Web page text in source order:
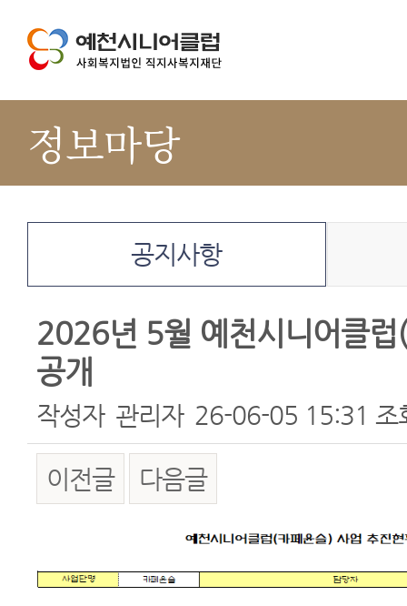
정보마당
공지사항
2026년 5월 예천시니어클럽
공개
작성자 관리자 26-06-05 15:31 조
이전글 다음글